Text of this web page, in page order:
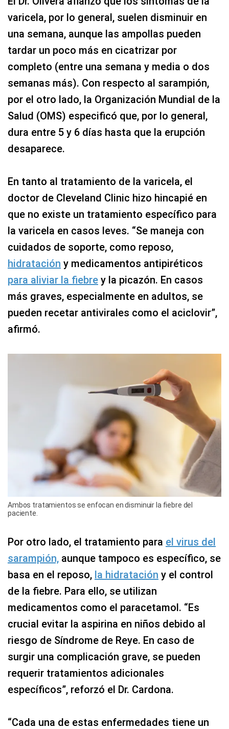
varicela, por lo general, suelen disminuir en
una semana, aunque las ampollas pueden
tardar un poco más en cicatrizar por
completo (entre una semana y media o dos
semanas más). Con respecto al sarampión,
por el otro lado, la Organización Mundial de la
Salud (OMS) especificó que, por lo general,
dura entre 5 y 6 días hasta que la erupción
desaparece.
En tanto al tratamiento de la varicela, el
doctor de Cleveland Clinic hizo hincapié en
que no existe un tratamiento específico para
la varicela en casos leves. “Se maneja con
cuidados de soporte, como reposo,
hidratación y medicamentos antipiréticos
para aliviar la fiebre y la picazón. En casos
más graves, especialmente en adultos, se
pueden recetar antivirales como el aciclovir”,
afirmó.
Ambos tratamientos se enfocan en disminuir la fiebre del
paciente.
Por otro lado, el tratamiento para el virus del
sarampión, aunque tampoco es específico, se
basa en el reposo, la hidratación y el control
de la fiebre. Para ello, se utilizan
medicamentos como el paracetamol. “Es
crucial evitar la aspirina en niños debido al
riesgo de Síndrome de Reye. En caso de
surgir una complicación grave, se pueden
requerir tratamientos adicionales
específicos”, reforzó el Dr. Cardona.
“Cada una de estas enfermedades tiene un